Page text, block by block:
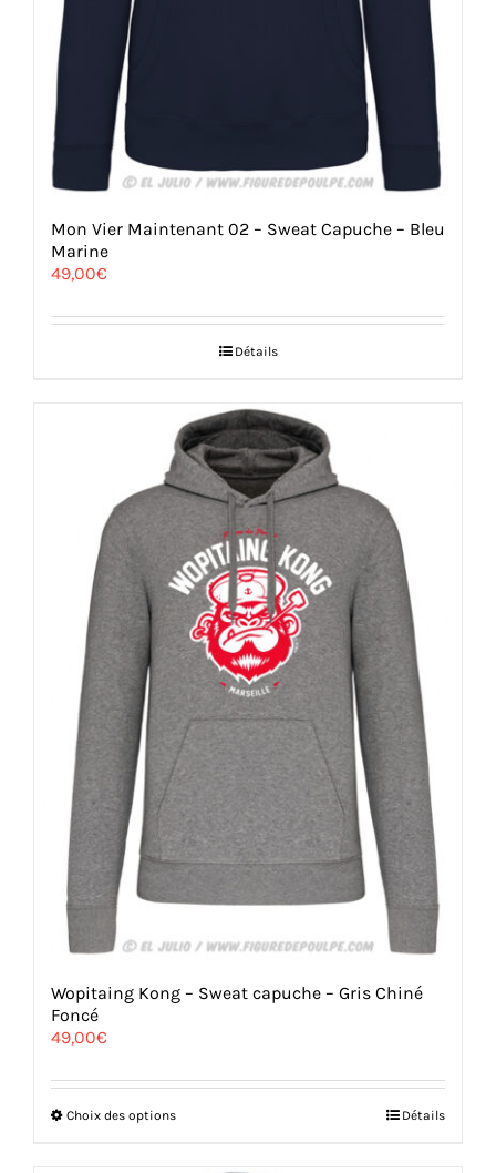
Mon Vier Maintenant 02 – Sweat Capuche – Bleu
Marine
49,00€
Détails
Wopitaing Kong – Sweat capuche – Gris Chiné
Foncé
49,00€
Choix des optionsCe
Détails